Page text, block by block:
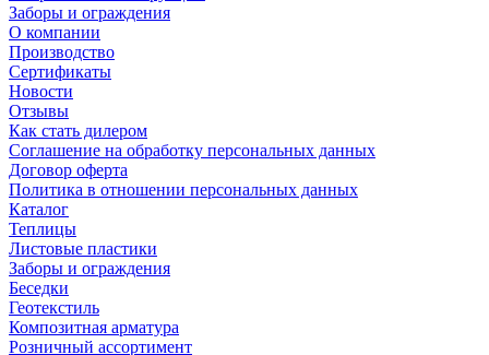
Заборы и ограждения
О компании
Производство
Сертификаты
Новости
Отзывы
Как стать дилером
Соглашение на обработку персональных данных
Договор оферта
Политика в отношении персональных данных
Каталог
Теплицы
Листовые пластики
Заборы и ограждения
Беседки
Геотекстиль
Композитная арматура
Розничный ассортимент